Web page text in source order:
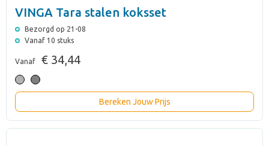
VINGA Tara stalen koksset
Bezorgd op 21-08
Vanaf 10 stuks
Vanaf € 34,44
Bereken Jouw Prijs